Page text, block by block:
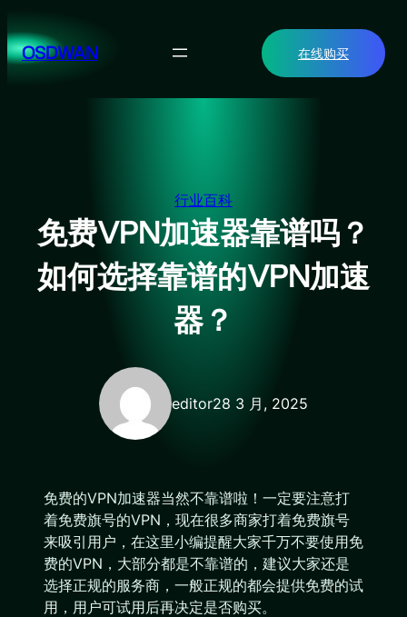
至
内OSDWAN 在线购买
行业百科
免费VPN加速器靠谱吗？
如何选择靠谱的VPN加速
器？
editor28 3 月, 2025
免费的VPN加速器当然不靠谱啦！一定要注意打
着免费旗号的VPN，现在很多商家打着免费旗号
来吸引用户，在这里小编提醒大家千万不要使用免
费的VPN，大部分都是不靠谱的，建议大家还是
选择正规的服务商，一般正规的都会提供免费的试
用，用户可试用后再决定是否购买。